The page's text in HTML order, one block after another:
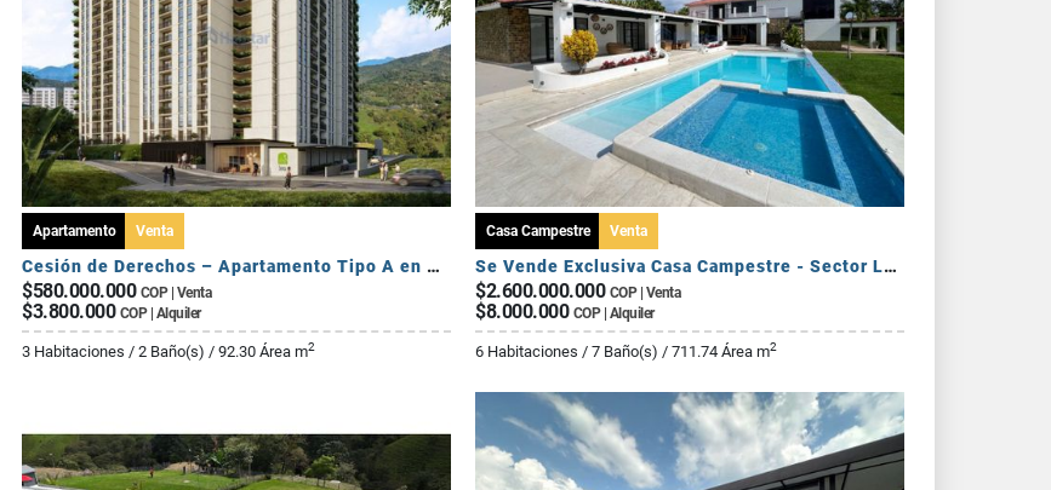
Apartamento Venta
Cesión de Derechos – Apartamento Tipo A en Seroa | Avenida Centenario
$580.000.000 COP | Venta
$3.800.000 COP | Alquiler
3 Habitaciones / 2 Baño(s) / 92.30 Área m2
Casa Campestre Venta
Se Vende Exclusiva Casa Campestre - Sector La Tebaida
$2.600.000.000 COP | Venta
$8.000.000 COP | Alquiler
6 Habitaciones / 7 Baño(s) / 711.74 Área m2